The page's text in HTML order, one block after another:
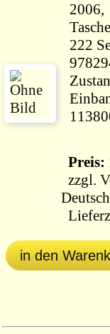
222 Seiten
Preis:
zzgl.
in den